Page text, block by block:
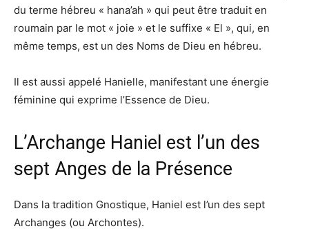
du terme hébreu « hana’ah » qui peut être traduit en
roumain par le mot « joie » et le suffixe « El », qui, en
même temps, est un des Noms de Dieu en hébreu.
Il est aussi appelé Hanielle, manifestant une énergie
féminine qui exprime l’Essence de Dieu.
L’Archange Haniel est l’un des
sept Anges de la Présence
Dans la tradition Gnostique, Haniel est l’un des sept
Archanges (ou Archontes).